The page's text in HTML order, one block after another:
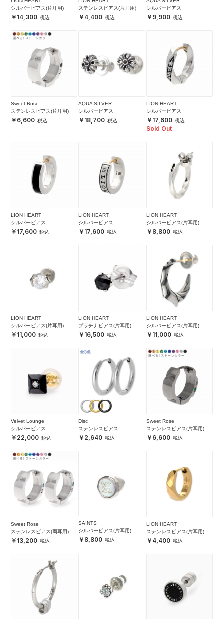
シルバーピアス(片耳用)
14,300
ステンレスピアス(片耳用)
4,400
シルバーピアス
9,900
Sweet Rose
ステンレスピアス(片耳用)
6,600
AQUA SILVER
シルバーピアス
18,700
LION HEART
シルバーピアス
17,600
Sold Out
LION HEART
シルバーピアス
17,600
LION HEART
シルバーピアス
17,600
LION HEART
シルバーピアス(片耳用)
8,800
LION HEART
シルバーピアス(片耳用)
11,000
LION HEART
プラチナピアス(片耳用)
16,500
LION HEART
シルバーピアス(片耳用)
11,000
Velvet Lounge
シルバーピアス
22,000
Disc
ステンレスピアス
2,640
Sweet Rose
ステンレスピアス(片耳用)
6,600
Sweet Rose
ステンレスピアス(両耳用)
13,200
SAINTS
シルバーピアス(片耳用)
8,800
LION HEART
ステンレスピアス(片耳用)
4,400